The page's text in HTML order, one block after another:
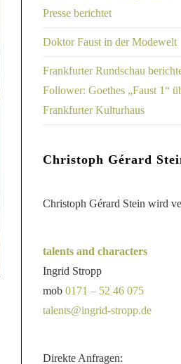
Presse berichtet
Doktor Faust in der Modewelt
Frankfurter Rundschau
Follower: Goethes „Faust 1“
Frankfurter Kulturhaus
Christoph Gérard
Christoph Gérard Stein wird
talents and characters
Ingrid Stropp
mob 0171 – 52 46 075
talents@ingrid-stropp.de
Direkte Anfragen: